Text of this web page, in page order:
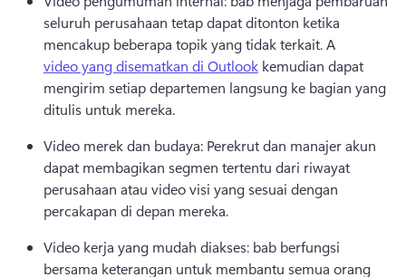
seluruh perusahaan tetap dapat ditonton ketika
mencakup beberapa topik yang tidak terkait. A
video yang disematkan di Outlook kemudian dapat
mengirim setiap departemen langsung ke bagian yang
ditulis untuk mereka.
Video merek dan budaya: Perekrut dan manajer akun
dapat membagikan segmen tertentu dari riwayat
perusahaan atau video visi yang sesuai dengan
percakapan di depan mereka.
Video kerja yang mudah diakses: bab berfungsi
bersama keterangan untuk membantu semua orang